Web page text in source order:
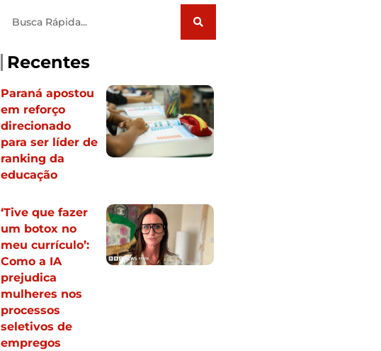
Recentes
Paraná apostou
em reforço
direcionado
para ser líder de
ranking da
educação
‘Tive que fazer
um botox no
meu currículo’:
Como a IA
prejudica
mulheres nos
processos
seletivos de
empregos